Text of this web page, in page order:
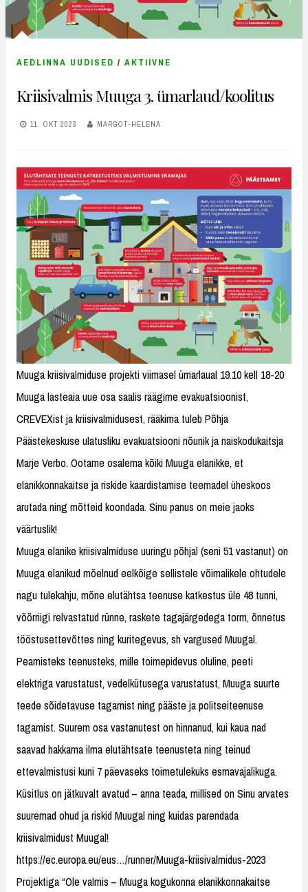
AEDLINNA UUDISED / AKTIIVNE
Kriisivalmis Muuga 3. ümarlaud/koolitus
11. OKT 2023 MARGOT-HELENA
Muuga kriisivalmiduse projekti viimasel ümarlaual 19.10 kell 18-20
Muuga lasteaia uue osa saalis räägime evakuatsioonist,
CREVEXist ja kriisivalmidusest, rääkima tuleb Põhja
Päästekeskuse ulatusliku evakuatsiooni nõunik ja naiskodukaitsja
Marje Verbo. Ootame osalema kõiki Muuga elanikke, et
elanikkonnakaitse ja riskide kaardistamise teemadel üheskoos
arutada ning mõtteid koondada. Sinu panus on meie jaoks
väärtuslik!
Muuga elanike kriisivalmiduse uuringu põhjal (seni 51 vastanut) on
Muuga elanikud mõelnud eelkõige sellistele võimalikele ohtudele
nagu tulekahju, mõne elutähtsa teenuse katkestus üle 48 tunni,
võõrriigi relvastatud rünne, raskete tagajärgedega torm, õnnetus
tööstusettevõttes ning kuritegevus, sh vargused Muugal.
Peamisteks teenusteks, mille toimepidevus oluline, peeti
elektriga varustatust, vedelkütusega varustatust, Muuga suurte
teede sõidetavuse tagamist ning pääste ja politseiteenuse
tagamist. Suurem osa vastanutest on hinnanud, kui kaua nad
saavad hakkama ilma elutähtsate teenusteta ning teinud
ettevalmistusi kuni 7 päevaseks toimetulekuks esmavajalikuga.
Küsitlus on jätkuvalt avatud – anna teada, millised on Sinu arvates
suuremad ohud ja riskid Muugal ning kuidas parendada
kriisivalmidust Muugal!
https://ec.europa.eu/eus…/runner/Muuga-kriisivalmidus-2023
Projektiga “Ole valmis – Muuga kogukonna elanikkonnakaitse